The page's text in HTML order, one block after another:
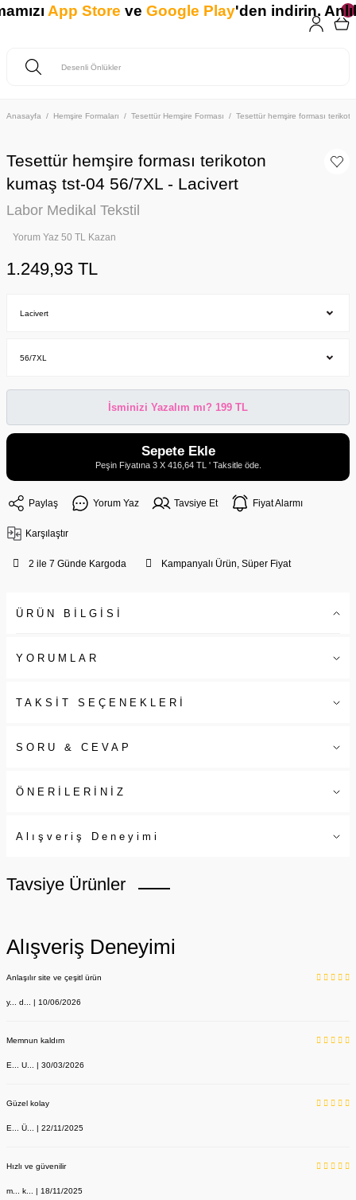
Anasayfa Hemşire Formaları Tesettür Hemşire Forması Tesettür hemşire forması
Tesettür hemşire forması terikoton
kumaş tst-04 56/7XL - Lacivert
Labor Medikal Tekstil
Yorum Yaz 50 TL Kazan
1.249,93 TL
İsminizi Yazalım mı? 199 TL
Sepete Ekle
Peşin Fiyatına 3 X 416,64 TL ' Taksitle öde.
Paylaş Yorum Yaz Tavsiye Et Fiyat Alarmı
Karşılaştır
2 ile 7 Günde Kargoda Kampanyalı Ürün, Süper Fiyat
ÜRÜN BİLGİSİ
YORUMLAR
TAKSİT SEÇENEKLERİ
SORU & CEVAP
ÖNERİLERİNİZ
Alışveriş Deneyimi
Tavsiye Ürünler
Alışveriş Deneyimi
Anlaşılır site ve çeşitl ürün
y... d... | 10/06/2026
Memnun kaldım
E... U... | 30/03/2026
Güzel kolay
E... Ü... | 22/11/2025
Hızlı ve güvenilir
m... k... | 18/11/2025
App StoreveGoogle Play'den indirin. Anlık